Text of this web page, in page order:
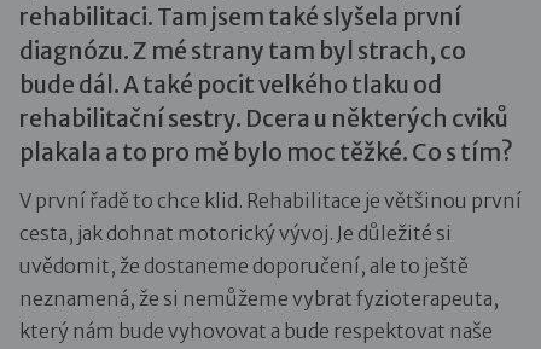
rehabilitaci. Tam jsem také slyšela první
diagnózu. Z mé strany tam byl strach, co
bude dál. A také pocit velkého tlaku od
rehabilitační sestry. Dcera u některých cviků
plakala a to pro mě bylo moc těžké. Co s tím?
V první řadě to chce klid. Rehabilitace je většinou první
cesta, jak dohnat motorický vývoj. Je důležité si
uvědomit, že dostaneme doporučení, ale to ještě
neznamená, že si nemůžeme vybrat fyzioterapeuta,
který nám bude vyhovovat a bude respektovat naše